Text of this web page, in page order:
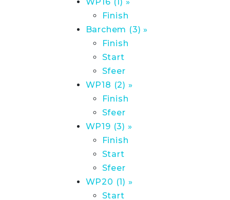
Finish
Barchem (3) »
Finish
Start
Sfeer
WP18 (2) »
Finish
Sfeer
WP19 (3) »
Finish
Start
Sfeer
WP20 (1) »
Start